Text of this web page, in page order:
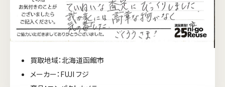
買取地域：北海道函館市
メーカー：FUJI フジ